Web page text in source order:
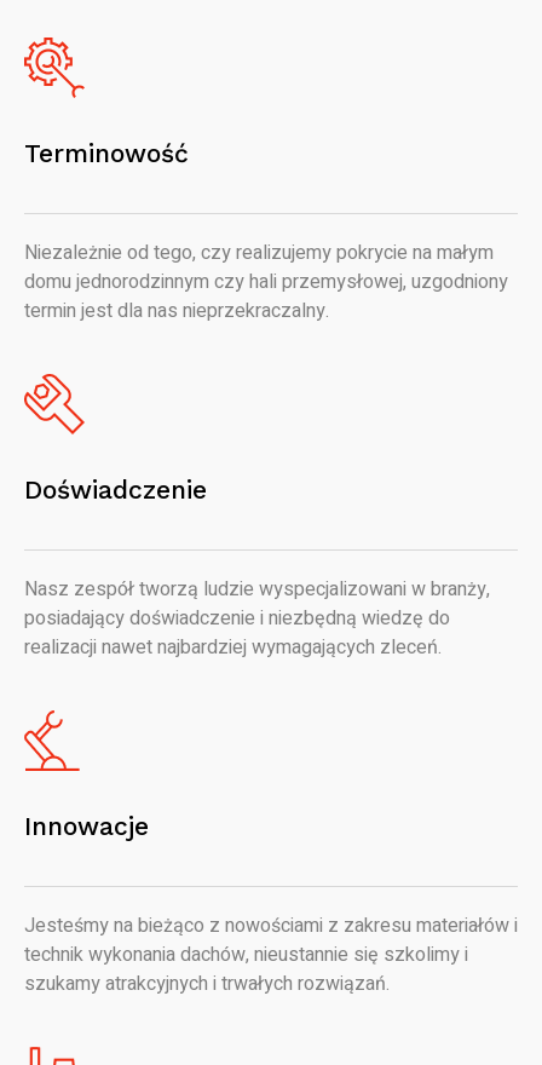
Terminowość
Niezależnie od tego, czy realizujemy pokrycie na małym
domu jednorodzinnym czy hali przemysłowej, uzgodniony
termin jest dla nas nieprzekraczalny.
Doświadczenie
Nasz zespół tworzą ludzie wyspecjalizowani w branży,
posiadający doświadczenie i niezbędną wiedzę do
realizacji nawet najbardziej wymagających zleceń.
Innowacje
Jesteśmy na bieżąco z nowościami z zakresu materiałów i
technik wykonania dachów, nieustannie się szkolimy i
szukamy atrakcyjnych i trwałych rozwiązań.